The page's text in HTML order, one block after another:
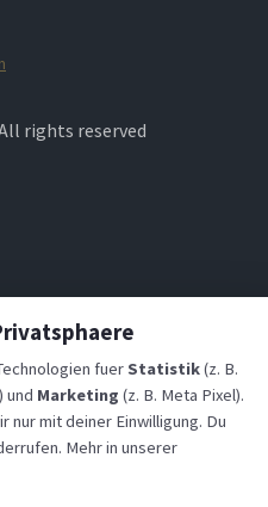
rights reserved
fuerStatistik(z. B.
und Marketing (z. B. Meta Pixel).
nur mit deiner Einwilligung. Du
Mehr in unserer